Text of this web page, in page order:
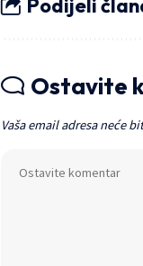
Podijeli
Ostavite
Vaša email adresa neće